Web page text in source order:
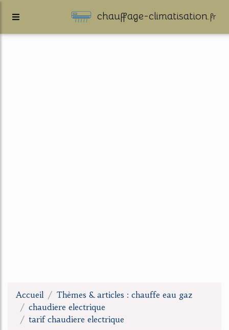
chauffage-climatisation.fr
Accueil
Thèmes & articles : chauffe eau gaz
chaudiere electrique
tarif chaudiere electrique